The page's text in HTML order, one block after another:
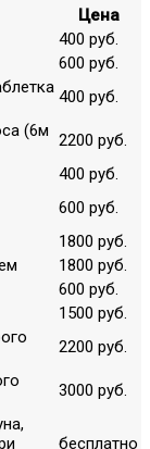
Цена
400 руб.
600 руб.
400 руб.
(6м 2200 руб.
400 руб.
600 руб.
1800 руб.
1800 руб.
600 руб.
1500 руб.
2200 руб.
3000 руб.
бесплатно